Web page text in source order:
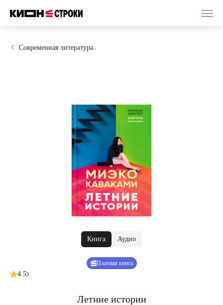
Современная литература
Книга Аудио
Платная книга
4.5
Летние истории